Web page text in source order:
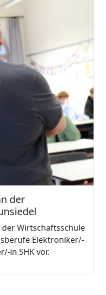
der
Wirtschaftsschule
Elektroniker/-
in SHK vor.